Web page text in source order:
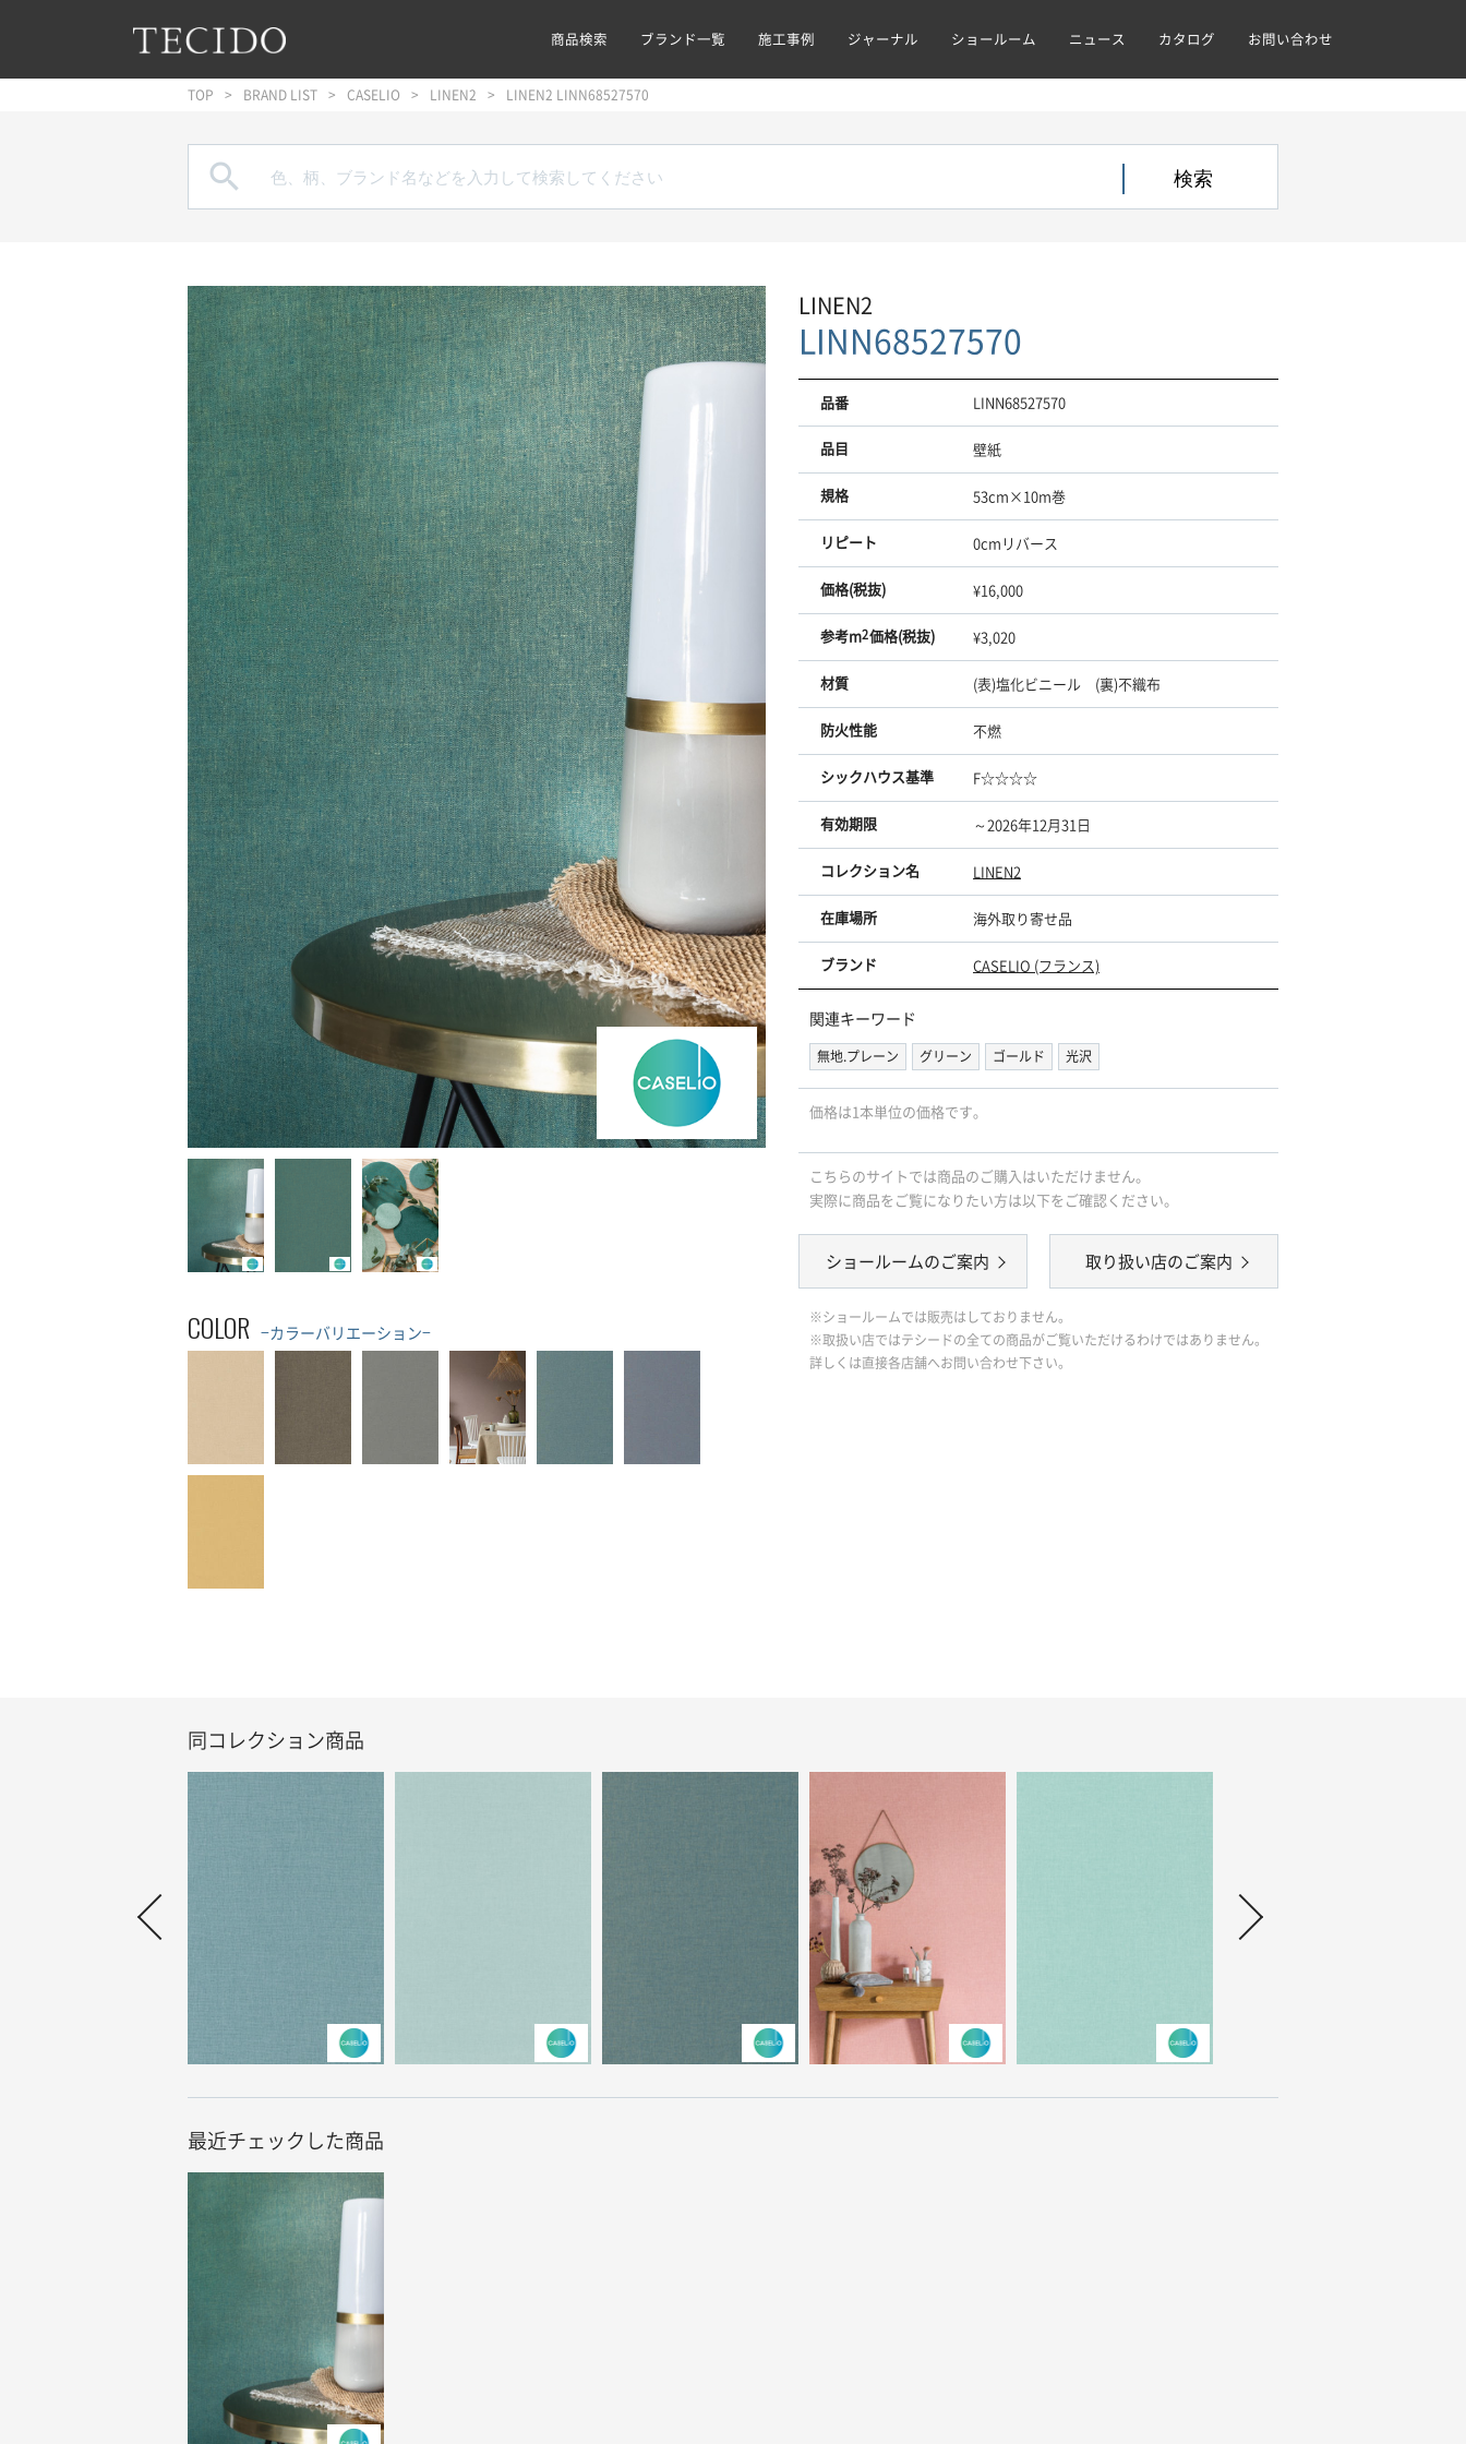
メインナビゲーションへジャンプ
メインコンテンツへジャンプ
フッターへジャンプ 商品検索 ブランド一覧 施工事例 ジャーナル ショールーム ニュース カタログ お問い合わせ
TOP BRAND LIST CASELIO LINEN2 LINEN2 LINN68527570

COLOR −カラーバリエーション−
LINEN2
LINN68527570
品番 LINN68527570
品目 壁紙
規格 53cm×10m巻
リピート 0cmリバース
価格(税抜) ¥16,000
参考m2価格(税抜) ¥3,020
材質 (表)塩化ビニール (裏)不織布
防火性能 不燃
シックハウス基準 F☆☆☆☆
有効期限 ～2026年12月31日
コレクション名 LINEN2
在庫場所 海外取り寄せ品
ブランド CASELIO (フランス)
関連キーワード
無地.プレーン グリーン ゴールド 光沢
価格は1本単位の価格です｡
こちらのサイトでは商品のご購入はいただけません。
実際に商品をご覧になりたい方は以下をご確認ください。
ショールームのご案内 取り扱い店のご案内
※ショールームでは販売はしておりません。
※取扱い店ではテシードの全ての商品がご覧いただけるわけではありません。
詳しくは直接各店舗へお問い合わせ下さい。
同コレクション商品
最近チェックした商品